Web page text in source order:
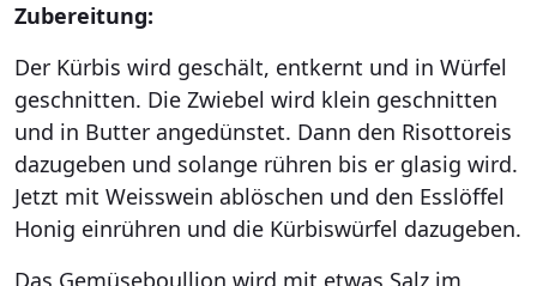
Zubereitung:
Der Kürbis wird geschält, entkernt und in Würfel
geschnitten. Die Zwiebel wird klein geschnitten
und in Butter angedünstet. Dann den Risottoreis
dazugeben und solange rühren bis er glasig wird.
Jetzt mit Weisswein ablöschen und den Esslöffel
Honig einrühren und die Kürbiswürfel dazugeben.